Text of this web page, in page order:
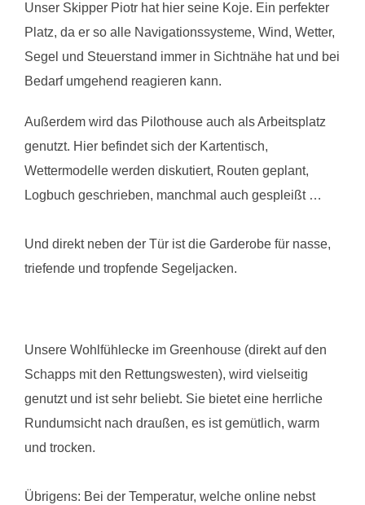
Unser Skipper Piotr hat hier seine Koje. Ein perfekter
Platz, da er so alle Navigationssysteme, Wind, Wetter,
Segel und Steuerstand immer in Sichtnähe hat und bei
Bedarf umgehend reagieren kann.
Außerdem wird das Pilothouse auch als Arbeitsplatz
genutzt. Hier befindet sich der Kartentisch,
Wettermodelle werden diskutiert, Routen geplant,
Logbuch geschrieben, manchmal auch gespleißt …
Und direkt neben der Tür ist die Garderobe für nasse,
triefende und tropfende Segeljacken.
Unsere Wohlfühlecke im Greenhouse (direkt auf den
Schapps mit den Rettungswesten), wird vielseitig
genutzt und ist sehr beliebt. Sie bietet eine herrliche
Rundumsicht nach draußen, es ist gemütlich, warm
und trocken.
Übrigens: Bei der Temperatur, welche online nebst